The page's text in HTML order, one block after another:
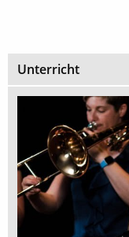
Unterricht